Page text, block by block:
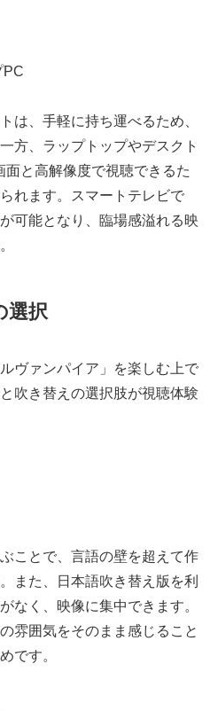
PC
は、手軽に持ち運べるため、
方、ラップトップやデスクト
と高解像度で視聴できるた
れます。スマートテレビで
可能となり、臨場感溢れる映
選択
ヴァンパイア」を楽しむ上で
吹き替えの選択肢が視聴体験
ことで、言語の壁を超えて作
また、日本語吹き替え版を利
なく、映像に集中できます。
雰囲気をそのまま感じること
です。